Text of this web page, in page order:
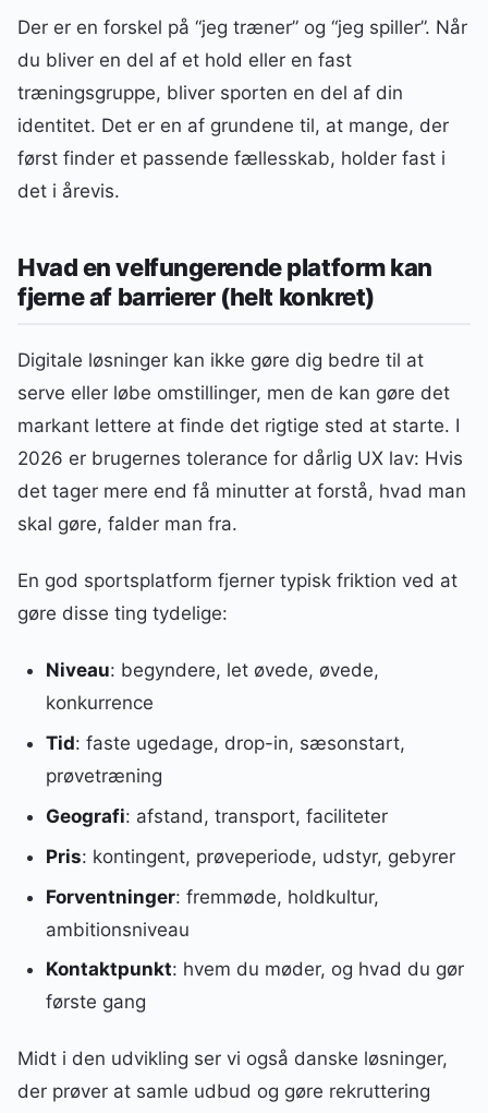
Der er en forskel på “jeg træner” og “jeg spiller”. Når
du bliver en del af et hold eller en fast
træningsgruppe, bliver sporten en del af din
identitet. Det er en af grundene til, at mange, der
først finder et passende fællesskab, holder fast i
det i årevis.
Hvad en velfungerende platform kan
fjerne af barrierer (helt konkret)
Digitale løsninger kan ikke gøre dig bedre til at
serve eller løbe omstillinger, men de kan gøre det
markant lettere at finde det rigtige sted at starte. I
2026 er brugernes tolerance for dårlig UX lav: Hvis
det tager mere end få minutter at forstå, hvad man
skal gøre, falder man fra.
En god sportsplatform fjerner typisk friktion ved at
gøre disse ting tydelige:
Niveau: begyndere, let øvede, øvede,
konkurrence
Tid: faste ugedage, drop-in, sæsonstart,
prøvetræning
Geografi: afstand, transport, faciliteter
Pris: kontingent, prøveperiode, udstyr, gebyrer
Forventninger: fremmøde, holdkultur,
ambitionsniveau
Kontaktpunkt: hvem du møder, og hvad du gør
første gang
Midt i den udvikling ser vi også danske løsninger,
der prøver at samle udbud og gøre rekruttering